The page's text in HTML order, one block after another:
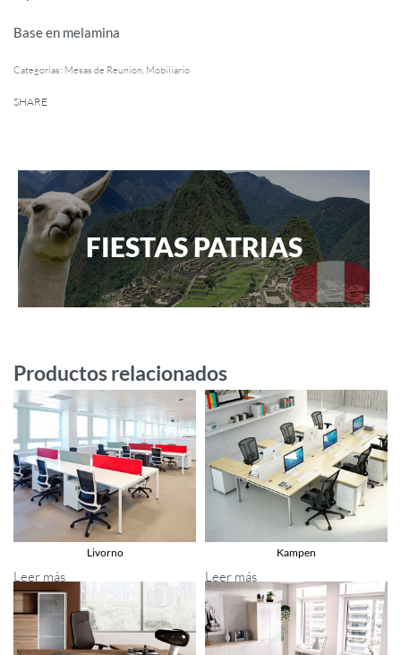
Base en melamina
Categorías: Mesas de Reunion, Mobiliario
SHARE
FIESTAS PATRIAS
Productos relacionados
Livorno
Leer más
Kampen
Leer más